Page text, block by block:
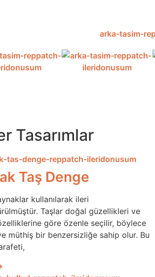
Tasarımlar
Taş Denge
kullanılarak ileri
Taşlar doğal güzellikleri ve
göre özenle seçilir, böylece
müthiş bir benzersizliğe sahip olur. Bu